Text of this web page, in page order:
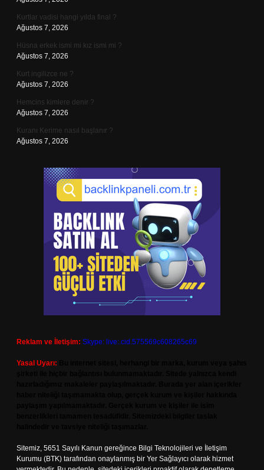
Kurtlar vadisi hangi yılda final ?
Ağustos 7, 2026
Hüsna erkek ismi mi kız ismi mi ?
Ağustos 7, 2026
Kurt ingilizce ne ?
Ağustos 7, 2026
Hemcins kimlere denir ?
Ağustos 7, 2026
Kuranı Kerime nasıl başlanır ?
Ağustos 7, 2026
Reklam ve İletişim: Skype: live:.cid.575569c608265c69
Yasal Uyarı:
Sitemiz, 5651 Sayılı Kanun gereğince Bilgi Teknolojileri ve İletişim
Kurumu (BTK) tarafından onaylanmış bir Yer Sağlayıcı olarak hizmet